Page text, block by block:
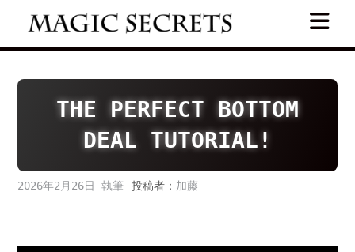
THE PERFECT BOTTOM
DEAL TUTORIAL!
2026年2月26日 投稿者： 加藤